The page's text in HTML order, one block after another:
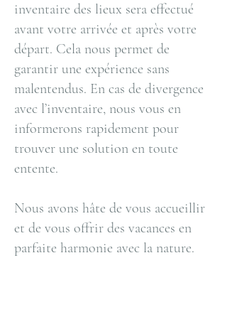
inventaire des lieux sera effectué
avant votre arrivée et après votre
départ. Cela nous permet de
garantir une expérience sans
malentendus. En cas de divergence
avec l’inventaire, nous vous en
informerons rapidement pour
trouver une solution en toute
entente.
Nous avons hâte de vous accueillir
et de vous offrir des vacances en
parfaite harmonie avec la nature.